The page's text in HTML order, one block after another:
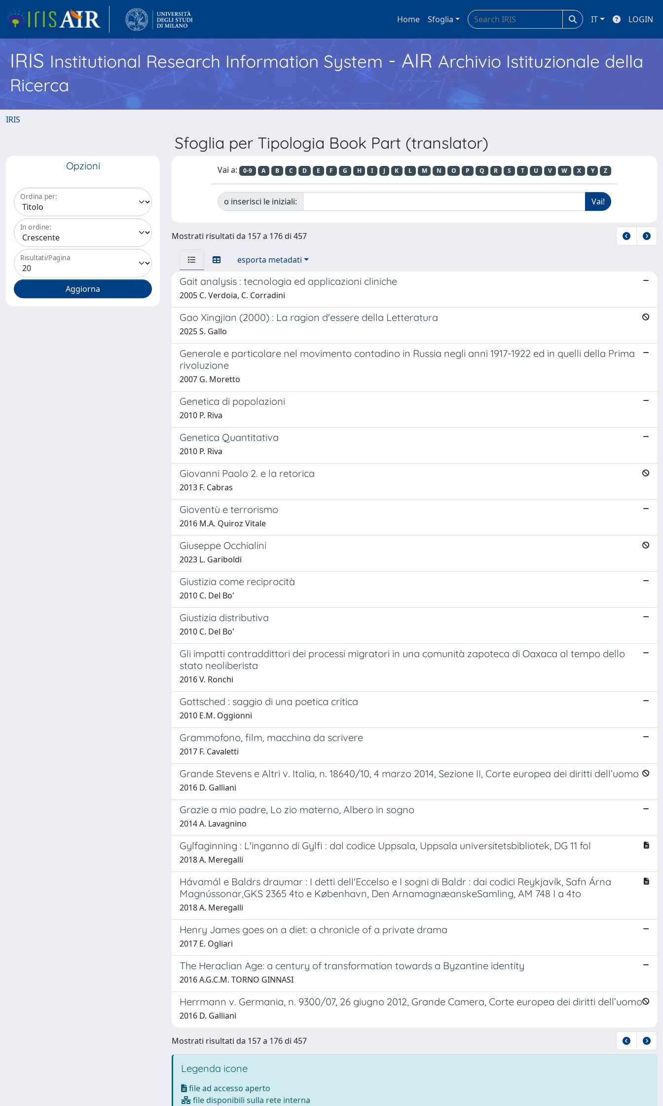
Home Sfoglia IT LOGIN
IRISInstitutional Research Information System - AIR Archivio Istituzionale della
Ricerca
IRIS
Sfoglia per Tipologia Book Part (translator)
Opzioni
Ordina per:
In ordine:
Risultati/Pagina
Vai a: 0-9 A B C D E F G H I J K L M N O P Q R S T U V W X Y Z
o inserisci le iniziali:
Mostrati risultati da 157 a 176 di 457
esporta metadati
Gait analysis : tecnologia ed applicazioni cliniche
2005 C. Verdoia, C. Corradini
Gao Xingjian (2000) : La ragion d'essere della Letteratura
2025 S. Gallo
Generale e particolare nel movimento contadino in Russia negli anni 1917-1922 ed in quelli della Prima
rivoluzione
2007 G. Moretto
Genetica di popolazioni
2010 P. Riva
Genetica Quantitativa
2010 P. Riva
Giovanni Paolo 2. e la retorica
2013 F. Cabras
Gioventù e terrorismo
2016 M.A. Quiroz Vitale
Giuseppe Occhialini
2023 L. Gariboldi
Giustizia come reciprocità
2010 C. Del Bo'
Giustizia distributiva
2010 C. Del Bo'
Gli impatti contraddittori dei processi migratori in una comunità zapoteca di Oaxaca al tempo dello
stato neoliberista
2016 V. Ronchi
Gottsched : saggio di una poetica critica
2010 E.M. Oggionni
Grammofono, film, macchina da scrivere
2017 F. Cavaletti
Grande Stevens e Altri v. Italia, n. 18640/10, 4 marzo 2014, Sezione II, Corte europea dei diritti dell’uomo
2016 D. Galliani
Grazie a mio padre, Lo zio materno, Albero in sogno
2014 A. Lavagnino
Gylfaginning : L'inganno di Gylfi : dal codice Uppsala, Uppsala universitetsbibliotek, DG 11 fol
2018 A. Meregalli
Hávamál e Baldrs draumar : I detti dell'Eccelso e I sogni di Baldr : dai codici Reykjavík, Safn Árna
Magnússonar,GKS 2365 4to e København, Den ArnamagnæanskeSamling, AM 748 I a 4to
2018 A. Meregalli
Henry James goes on a diet: a chronicle of a private drama
2017 E. Ogliari
The Heraclian Age: a century of transformation towards a Byzantine identity
2016 A.G.C.M. TORNO GINNASI
Herrmann v. Germania, n. 9300/07, 26 giugno 2012, Grande Camera, Corte europea dei diritti dell’uomo
2016 D. Galliani
Mostrati risultati da 157 a 176 di 457
Legenda icone
file ad accesso aperto
file disponibili sulla rete interna